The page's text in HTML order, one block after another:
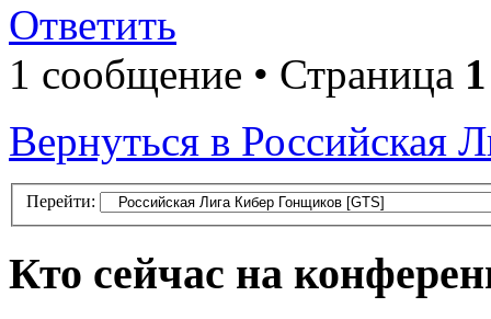
Ответить
1 сообщение • Страница 1
Вернуться в Российская
Перейти:
Кто сейчас на